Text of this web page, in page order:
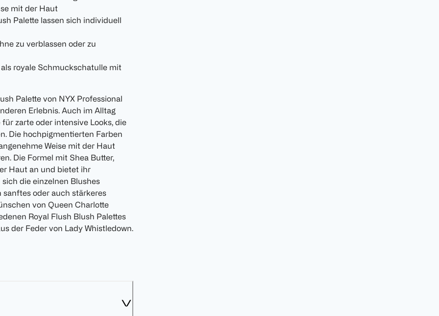
mit der Haut
Palette lassen sich individuell
zu verblassen oder zu
royale Schmuckschatulle mit
Palette von NYX Professional
Erlebnis. Auch im Alltag
zarte oder intensive Looks, die
Die hochpigmentierten Farben
Weise mit der Haut
Die Formel mit Shea Butter,
Haut an und bietet ihr
die einzelnen Blushes
oder auch stärkeres
von Queen Charlotte
Royal Flush Blush Palettes
der Feder von Lady Whistledown.